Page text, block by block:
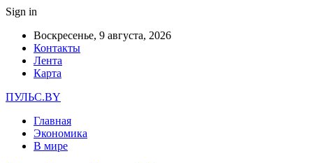
Sign in
Воскресенье, 9 августа, 2026
Контакты
Лента
Карта
ПУЛЬС.BY
Главная
Экономика
В мире